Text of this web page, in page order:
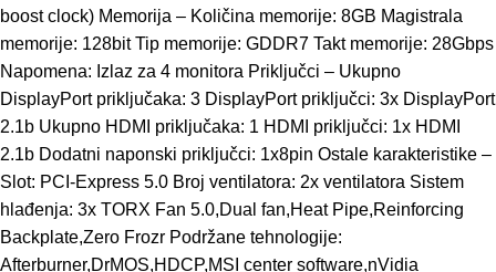
boost clock) Memorija – Količina memorije: 8GB Magistrala
memorije: 128bit Tip memorije: GDDR7 Takt memorije: 28Gbps
Napomena: Izlaz za 4 monitora Priključci – Ukupno
DisplayPort priključaka: 3 DisplayPort priključci: 3x DisplayPort
2.1b Ukupno HDMI priključaka: 1 HDMI priključci: 1x HDMI
2.1b Dodatni naponski priključci: 1x8pin Ostale karakteristike –
Slot: PCI-Express 5.0 Broj ventilatora: 2x ventilatora Sistem
hlađenja: 3x TORX Fan 5.0,Dual fan,Heat Pipe,Reinforcing
Backplate,Zero Frozr Podržane tehnologije:
Afterburner,DrMOS,HDCP,MSI center software,nVidia